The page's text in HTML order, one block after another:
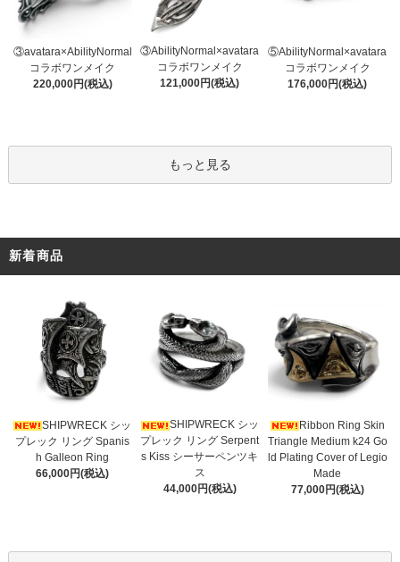
③avatara×AbilityNormal
コラボワンメイク
220,000円(税込)
③AbilityNormal×avatara
コラボワンメイク
121,000円(税込)
⑤AbilityNormal×avatara
コラボワンメイク
176,000円(税込)
もっと見る
新着商品
SHIPWRECK シッ
プレック リング Spanis
h Galleon Ring
66,000円(税込)
SHIPWRECK シッ
プレック リング Serpent
s Kiss シーサーペンツキ
ス
44,000円(税込)
Ribbon Ring Skin
Triangle Medium k24 Go
ld Plating Cover of Legio
Made
77,000円(税込)